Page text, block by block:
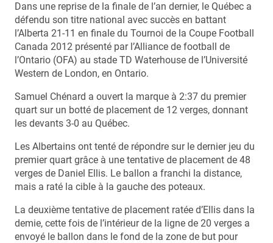
Dans une reprise de la finale de l’an dernier, le Québec a
défendu son titre national avec succès en battant
l’Alberta 21-11 en finale du Tournoi de la Coupe Football
Canada 2012 présenté par l’Alliance de football de
l’Ontario (OFA) au stade TD Waterhouse de l’Université
Western de London, en Ontario.
Samuel Chénard a ouvert la marque à 2:37 du premier
quart sur un botté de placement de 12 verges, donnant
les devants 3-0 au Québec.
Les Albertains ont tenté de répondre sur le dernier jeu du
premier quart grâce à une tentative de placement de 48
verges de Daniel Ellis. Le ballon a franchi la distance,
mais a raté la cible à la gauche des poteaux.
La deuxième tentative de placement ratée d’Ellis dans la
demie, cette fois de l’intérieur de la ligne de 20 verges a
envoyé le ballon dans le fond de la zone de but pour